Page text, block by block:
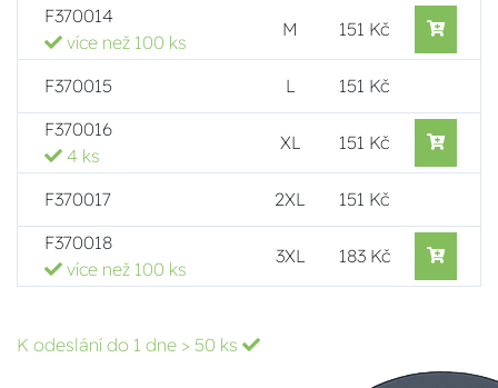
F370014
více než 100 ks
M 151 Kč
F370015 L
151 Kč
F370016
4 ks
XL 151 Kč
F370017 2XL
151 Kč
F370018
více než 100 ks
3XL 183 Kč
K odeslání do 1 dne > 50 ks